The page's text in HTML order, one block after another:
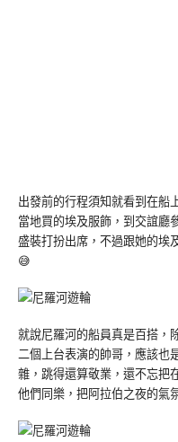
出發前的行程須知就看到在船
當地買的埃及服飾，到交誼廳
盛裝打扮出席，不過跟她的埃
😅
就說尼羅河的船員真是百搭，
二個上台表演的帥哥，應該也
雜，跳得還算敬業，還不忘把
他們同樂，把阿拉伯之夜的氣